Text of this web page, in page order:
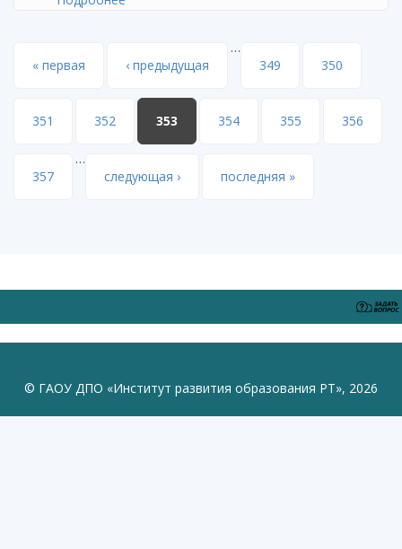
Страницы
« первая ‹ предыдущая
…
349
350
351 352 353 354 355 356
357
…
следующая ›
последняя »
© ГАОУ ДПО «Институт развития образования РТ», 2026